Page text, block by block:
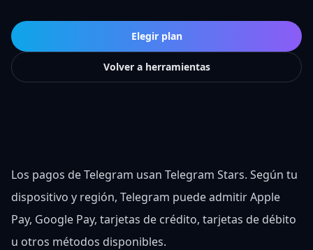
Elegir plan
Volver a herramientas
Los pagos de Telegram usan Telegram Stars. Según tu
dispositivo y región, Telegram puede admitir Apple
Pay, Google Pay, tarjetas de crédito, tarjetas de débito
u otros métodos disponibles.